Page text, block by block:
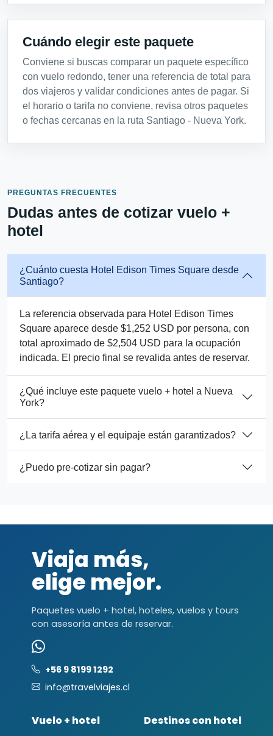
Cuándo elegir este paquete
Conviene si buscas comparar un paquete específico
con vuelo redondo, tener una referencia de total para
dos viajeros y validar condiciones antes de pagar. Si
el horario o tarifa no conviene, revisa otros paquetes
o fechas cercanas en la ruta Santiago - Nueva York.
PREGUNTAS FRECUENTES
Dudas antes de cotizar vuelo +
hotel
¿Cuánto cuesta Hotel Edison Times Square desde
Santiago?
La referencia observada para Hotel Edison Times
Square aparece desde $1,252 USD por persona, con
total aproximado de $2,504 USD para la ocupación
indicada. El precio final se revalida antes de reservar.
¿Qué incluye este paquete vuelo + hotel a Nueva
York?
¿La tarifa aérea y el equipaje están garantizados?
¿Puedo pre-cotizar sin pagar?
Viaja más,
elige mejor.
Paquetes vuelo + hotel, hoteles, vuelos y tours
con asesoría antes de reservar.
+56 9 8199 1292
info@travelviajes.cl
Vuelo + hotel Destinos con hotel